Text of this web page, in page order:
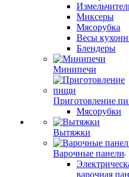
Миксеры
Мясорубка
Весы
Блендеры
Минипечи
Приготовление
Мясорубки
Вытяжки
Варочные панели
варочная